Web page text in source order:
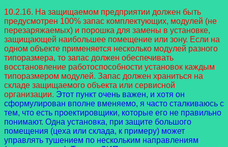
10.2.16. На защищаемом предприятии должен быть
предусмотрен 100% запас комплектующих, модулей (не
перезаряжаемых) и порошка для замены в установке,
защищающей наибольшее помещение или зону. Если на
одном объекте применяется несколько модулей разного
типоразмера, то запас должен обеспечивать
восстановление работоспособности установок каждым
типоразмером модулей. Запас должен храниться на
складе защищаемого объекта или сервисной
организации. Этот пункт очень важен, и хотя он
сформулирован вполне вменяемо, я часто сталкиваюсь с
тем, что есть проектировщики, которые его не правильно
понимают. Одна установка, при защите большого
помещения (цеха или склада, к примеру) может
управлять тушением по нескольким направлениям